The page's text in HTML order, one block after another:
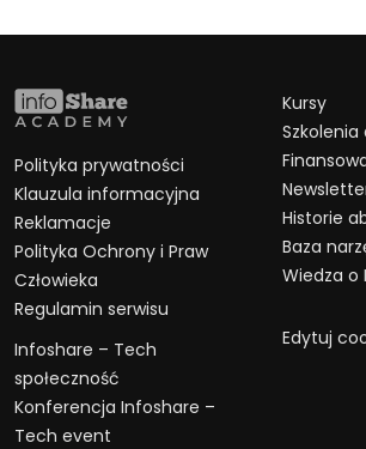
Polityka prywatności
Klauzula informacyjna
Reklamacje
Polityka Ochrony i Praw
Człowieka
Regulamin serwisu
Infoshare – Tech
społeczność
Konferencja Infoshare –
Tech event
Kursy
Historie
Baza
Wiedza o
Edytuj